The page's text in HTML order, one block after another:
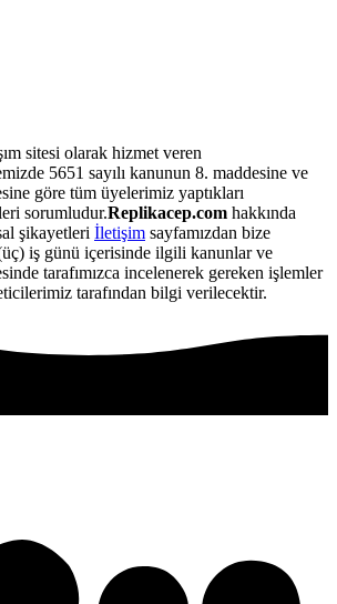
sitesi olarak hizmet veren
5651 sayılı kanunun 8. maddesine ve
göre tüm üyelerimiz yaptıkları
sorumludur.Replikacep.com hakkında
şikayetleri İletişim sayfamızdan bize
iş günü içerisinde ilgili kanunlar ve
tarafımızca incelenerek gereken işlemler
tarafından bilgi verilecektir.